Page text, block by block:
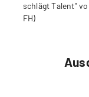
schlägt Talent"
FH)